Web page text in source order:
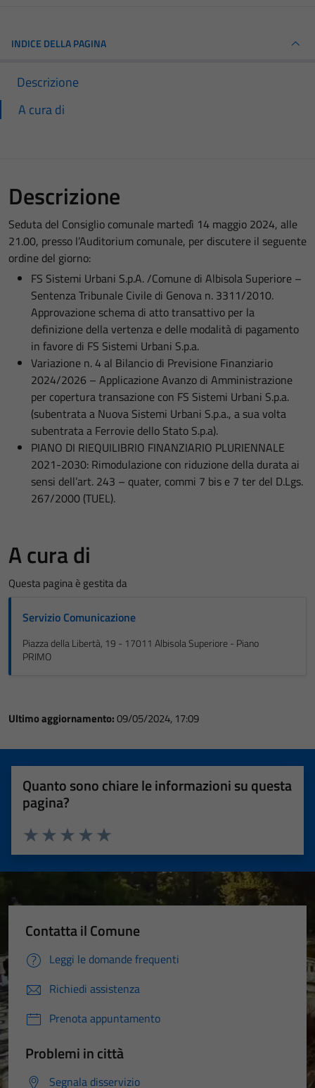
INDICE DELLA PAGINA
Descrizione
A cura di
Descrizione
Seduta del Consiglio comunale martedì 14 maggio 2024, alle
21.00, presso l’Auditorium comunale, per discutere il seguente
ordine del giorno:
FS Sistemi Urbani S.p.A. /Comune di Albisola Superiore –
Sentenza Tribunale Civile di Genova n. 3311/2010.
Approvazione schema di atto transattivo per la
definizione della vertenza e delle modalità di pagamento
in favore di FS Sistemi Urbani S.p.a.
Variazione n. 4 al Bilancio di Previsione Finanziario
2024/2026 – Applicazione Avanzo di Amministrazione
per copertura transazione con FS Sistemi Urbani S.p.a.
(subentrata a Nuova Sistemi Urbani S.p.a., a sua volta
subentrata a Ferrovie dello Stato S.p.a).
PIANO DI RIEQUILIBRIO FINANZIARIO PLURIENNALE
2021-2030: Rimodulazione con riduzione della durata ai
sensi dell’art. 243 – quater, commi 7 bis e 7 ter del D.Lgs.
267/2000 (TUEL).
A cura di
Questa pagina è gestita da
Servizio Comunicazione
Piazza della Libertà, 19 - 17011 Albisola Superiore - Piano
PRIMO
Ultimo aggiornamento:09/05/2024, 17:09
Quanto sono chiare le informazioni su questa
pagina?
Valuta 5 stelle su 5
Valuta 4 stelle su 5
Valuta 3 stelle su 5
Valuta 2 stelle su 5
Valuta 1 stelle su 5
Contatta il Comune
Leggi le domande frequenti
Richiedi assistenza
Prenota appuntamento
Problemi in città
Segnala disservizio